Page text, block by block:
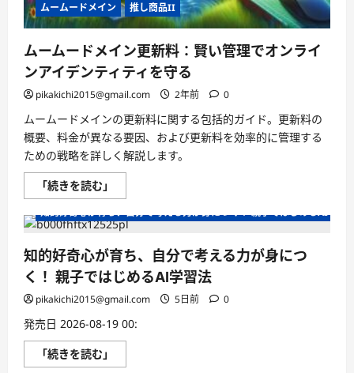
ムームードメイン 推し商品II
ムームードメイン更新料：賢い管理でオンライ
ンアイデンティティを守る
pikakichi2015@gmail.com 2年前 0
ムームードメインの更新料に関する包括的ガイド。更新料の
概要、料金が異なる要因、および更新料を効率的に管理する
ための戦略を詳しく解説します。
「続きを読む」
ー
ー
ド
イ
ン
更
新
料：
賢
い
管
理
知的好奇心が育ち、自分で考える力が身につく！ 親子ではじめるAI学習
知的好奇心が育ち、自分で考える力が身につ
く！ 親子ではじめるAI学習法
pikakichi2015@gmail.com 5日前 0
発売日 2026-08-19 00:
「続きを読む」
的